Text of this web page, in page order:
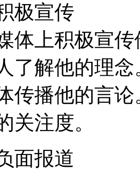
极宣传
体上积极宣
了解他的理
传播他的言
关注度。
面报道